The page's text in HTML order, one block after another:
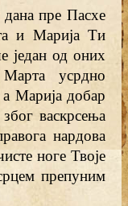
пре Пасхе
и Марија Ти
један од оних
усрдно
Марија добар
васкрсења
нардова
ноге Твоје
препуним